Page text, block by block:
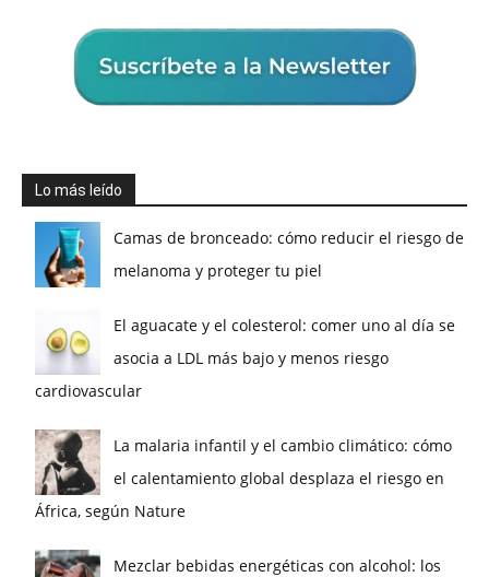
Lo más leído
Camas de bronceado: cómo reducir el riesgo de
melanoma y proteger tu piel
El aguacate y el colesterol: comer uno al día se
asocia a LDL más bajo y menos riesgo
cardiovascular
La malaria infantil y el cambio climático: cómo
el calentamiento global desplaza el riesgo en
África, según Nature
Mezclar bebidas energéticas con alcohol: los